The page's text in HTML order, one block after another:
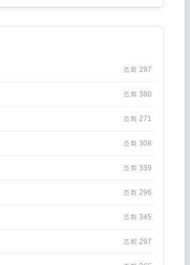
조회 297
조회 380
조회 271
조회 308
조회 339
조회 296
조회 345
조회 297